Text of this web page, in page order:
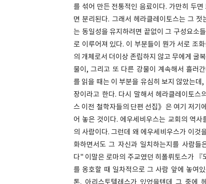
를 섞어 만든 전통적인 음료이다. 가만히 두
면 분리된다. 그래서 헤라클레이토스는 그
는 동일성을 유지하려면 끝없이 그 구성요소
로 이루어져 있다. 이 부분들이 뭔가 서로 조
의 개체로서 더이상 존립하지 않고 무에게 굴
물이, 그리고 또 다른 강물이 계속해서 흘러
를 읽을 때는 이 부분을 유심히 보지 않았는
장이라고 한다. 다시 말해서 헤라클레이토
스 이전 철학자들의 단편 선집》은 여기 저기
어 놓은 것이다. 에우세비우스는 교회의 역
의 사람이다. 그런데 왜 에우세비우스가 이것
화하면서도 그 자신과 일치하는지를 사람들
다" 이말은 로마의 주교였던 히폴뤼토스가 『
를 옹호할 때 일차적으로 그 사람 앞에 놓여